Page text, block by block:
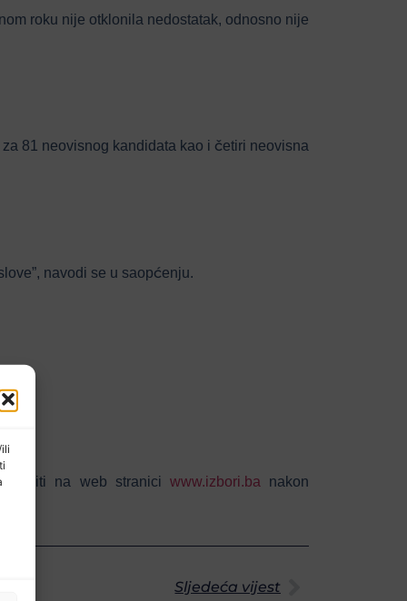
roku nije otklonila nedostatak, odnosno nije
81 neovisnog kandidata kao i četiri neovisna
navodi se u saopćenju.
na web stranici www.izbori.ba nakon
Sljedeća vijest